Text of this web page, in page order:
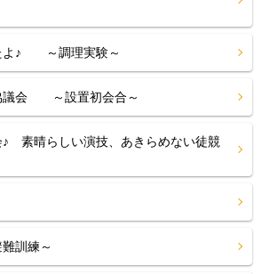
よ♪ ～調理実験～
議会 ～設置初会合～
♪ 素晴らしい演技、あきらめない徒競
訓練～